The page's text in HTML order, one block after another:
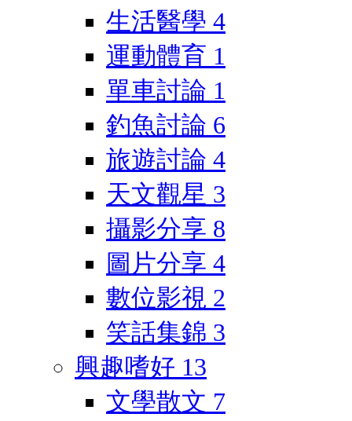
生活醫學 4
運動體育 1
單車討論 1
釣魚討論 6
旅遊討論 4
天文觀星 3
攝影分享 8
圖片分享 4
數位影視 2
笑話集錦 3
興趣嗜好 13
文學散文 7